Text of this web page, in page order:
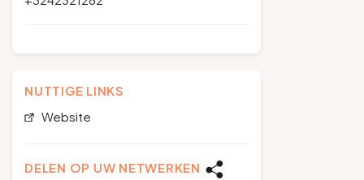
NUTTIGE LINKS
Website
DELEN OP UW NETWERKEN